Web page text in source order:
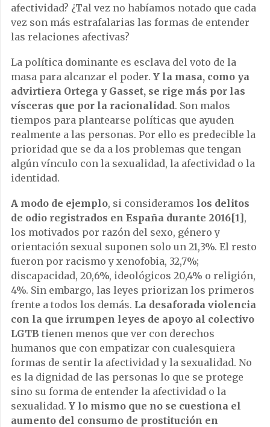
afectividad? ¿Tal vez no habíamos notado que cada
vez son más estrafalarias las formas de entender
las relaciones afectivas?
La política dominante es esclava del voto de la
masa para alcanzar el poder. Y la masa, como ya
advirtiera Ortega y Gasset, se rige más por las
vísceras que por la racionalidad. Son malos
tiempos para plantearse políticas que ayuden
realmente a las personas. Por ello es predecible la
prioridad que se da a los problemas que tengan
algún vínculo con la sexualidad, la afectividad o la
identidad.
A modo de ejemplo, si consideramos los delitos
de odio registrados en España durante 2016[1],
los motivados por razón del sexo, género y
orientación sexual suponen solo un 21,3%. El resto
fueron por racismo y xenofobia, 32,7%;
discapacidad, 20,6%, ideológicos 20,4% o religión,
4%. Sin embargo, las leyes priorizan los primeros
frente a todos los demás. La desaforada violencia
con la que irrumpen leyes de apoyo al colectivo
LGTB tienen menos que ver con derechos
humanos que con empatizar con cualesquiera
formas de sentir la afectividad y la sexualidad. No
es la dignidad de las personas lo que se protege
sino su forma de entender la afectividad o la
sexualidad. Y lo mismo que no se cuestiona el
aumento del consumo de prostitución en